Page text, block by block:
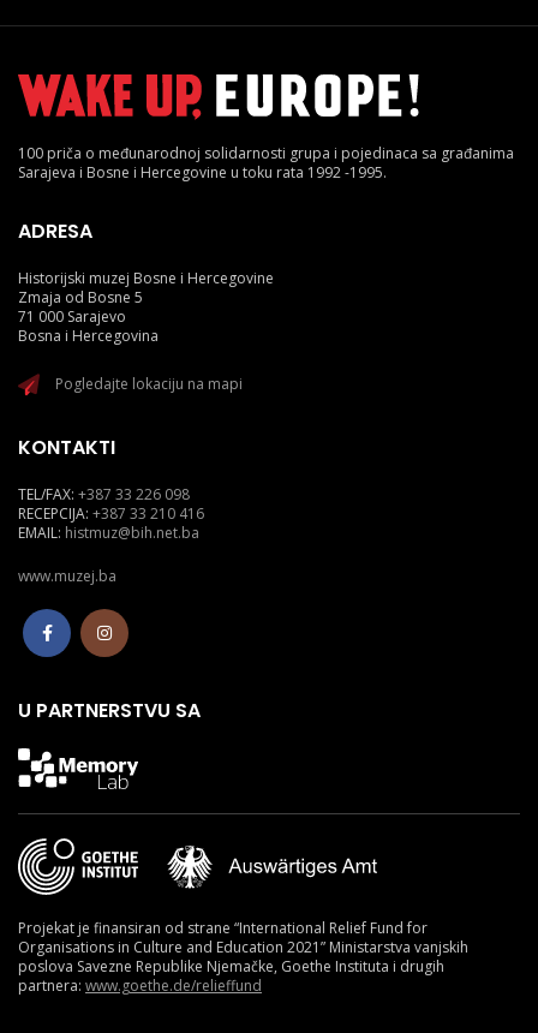
100 priča o međunarodnoj solidarnosti grupa i pojedinaca sa građanima
Sarajeva i Bosne i Hercegovine u toku rata 1992 -1995.
ADRESA
Historijski muzej Bosne i Hercegovine
Zmaja od Bosne 5
71 000 Sarajevo
Bosna i Hercegovina
Pogledajte lokaciju na mapi
KONTAKTI
TEL/FAX: +387 33 226 098
RECEPCIJA: +387 33 210 416
EMAIL: histmuz@bih.net.ba
www.muzej.ba
U PARTNERSTVU SA
Projekat je finansiran od strane “International Relief Fund for
Organisations in Culture and Education 2021” Ministarstva vanjskih
poslova Savezne Republike Njemačke, Goethe Instituta i drugih
partnera: www.goethe.de/relieffund